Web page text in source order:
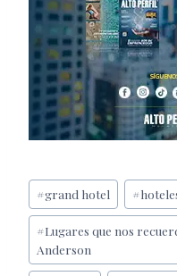
Etiquetas
de
la
entrada:
#grand hotel #
#Lugares que nos
Anderson